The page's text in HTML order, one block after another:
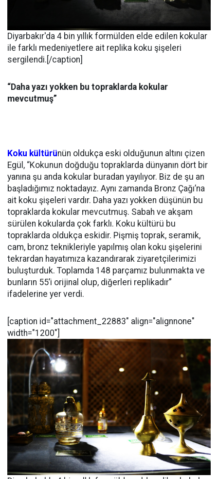
Diyarbakır'da 4 bin yıllık formülden elde edilen kokular
ile farklı medeniyetlere ait replika koku şişeleri
sergilendi.[/caption]
“Daha yazı yokken bu topraklarda kokular
mevcutmuş”
Koku kültürünün oldukça eski olduğunun altını çizen
Egül, “Kokunun doğduğu topraklarda dünyanın dört bir
yanına şu anda kokular buradan yayılıyor. Biz de şu an
başladığımız noktadayız. Aynı zamanda Bronz Çağı’na
ait koku şişeleri vardır. Daha yazı yokken düşünün bu
topraklarda kokular mevcutmuş. Sabah ve akşam
sürülen kokularda çok farklı. Koku kültürü bu
topraklarda oldukça eskidir. Pişmiş toprak, seramik,
cam, bronz teknikleriyle yapılmış olan koku şişelerini
tekrardan hayatımıza kazandırarak ziyaretçilerimizi
buluşturduk. Toplamda 148 parçamız bulunmakta ve
bunların 55’i orijinal olup, diğerleri replikadır”
ifadelerine yer verdi.
[caption id="attachment_22883" align="alignnone"
width="1200"]